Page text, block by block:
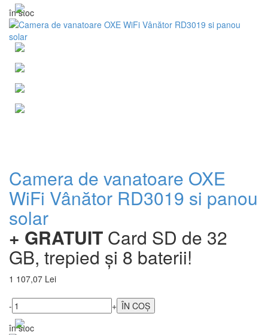
în stoc
Camera de vanatoare OXE
WiFi Vânător RD3019 si panou
solar
+ GRATUIT Card SD de 32
GB, trepied și 8 baterii!
1 107,07 Lei
-
+
în stoc